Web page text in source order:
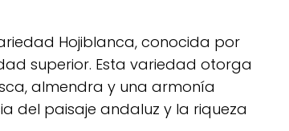
Hojiblanca, conocida por
superior. Esta variedad otorga
almendra y una armonía
del paisaje andaluz y la riqueza